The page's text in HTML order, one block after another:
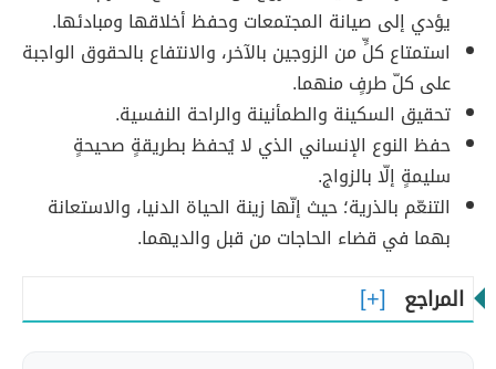
يؤدي إلى صيانة المجتمعات وحفظ أخلاقها ومبادئها.
استمتاع كلٍّ من الزوجين بالآخر، والانتفاع بالحقوق الواجبة
على كلّ طرفٍ منهما.
تحقيق السكينة والطمأنينة والراحة النفسية.
حفظ النوع الإنساني الذي لا يُحفظ بطريقةٍ صحيحةٍ
سليمةٍ إلّا بالزواج.
التنعّم بالذرية؛ حيث إنّها زينة الحياة الدنيا، والاستعانة
بهما في قضاء الحاجات من قبل والديهما.
المراجع